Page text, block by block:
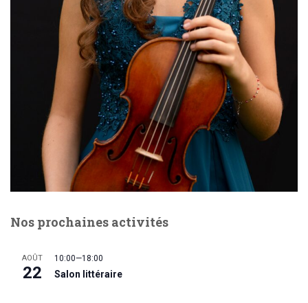
Nos prochaines activités
AOÛT
22
10:00—18:00
Salon littéraire